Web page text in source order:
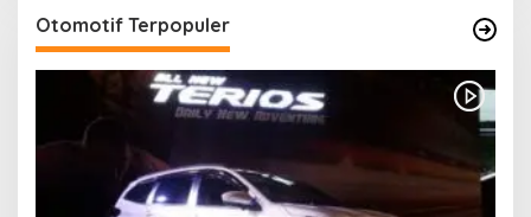
Otomotif Terpopuler